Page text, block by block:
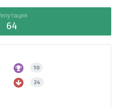
64
10
24